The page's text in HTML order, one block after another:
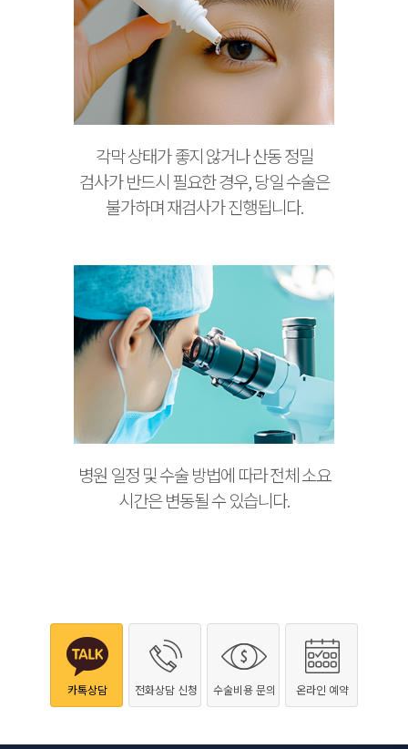
각막 상태가 좋지 않거나 산동 정밀
검사가 반드시 필요한 경우, 당일 수술은
불가하며 재검사가 진행됩니다.
병원 일정 및 수술 방법에 따라 전체 소요
시간은 변동될 수 있습니다.
카톡상담 전화상담 신청 수술비용 문의 온라인 예약